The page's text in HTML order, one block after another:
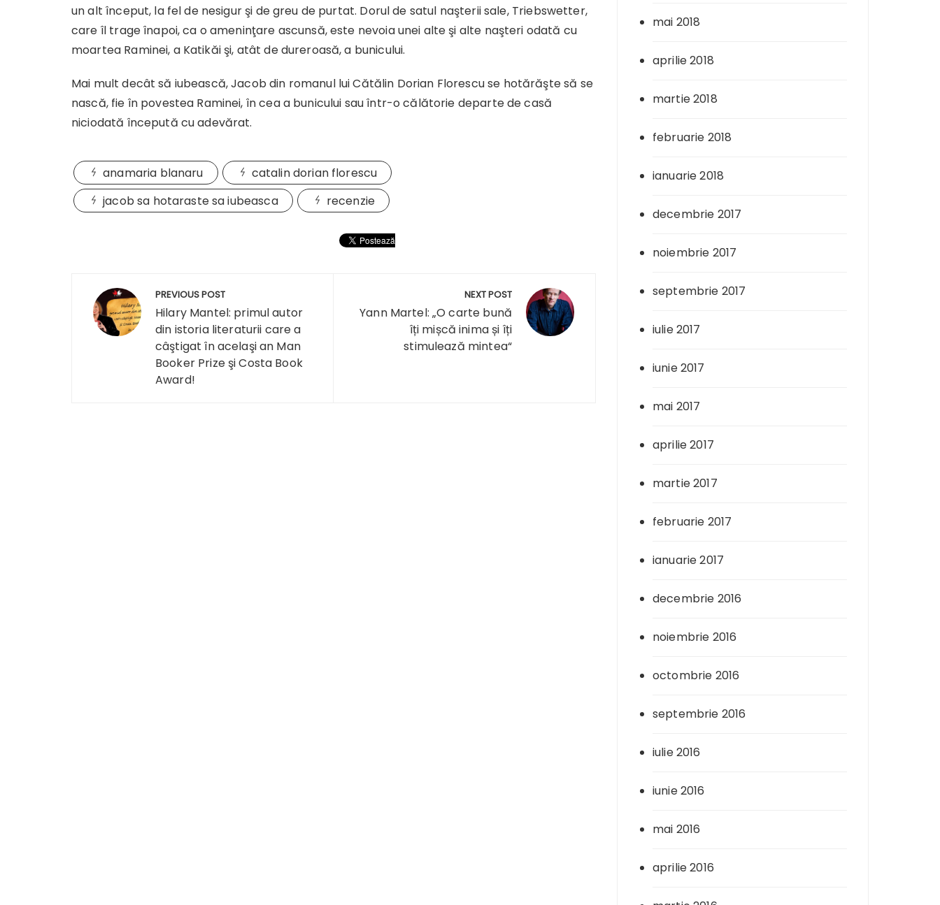
un alt început, la fel de nesigur şi de greu de purtat. Dorul de satul naşterii sale, Triebswetter,
care îl trage înapoi, ca o ameninţare ascunsă, este nevoia unei alte şi alte naşteri odată cu
moartea Raminei, a Katikăi şi, atât de dureroasă, a bunicului.
Mai mult decât să iubească, Jacob din romanul lui Cătălin Dorian Florescu se hotărăşte să se
nască, fie în povestea Raminei, în cea a bunicului sau într-o călătorie departe de casă
niciodată începută cu adevărat.
anamaria blanaru
catalin dorian florescu
jacob sa hotaraste sa iubeasca
recenzie
Navigare
articole
PREVIOUS POST
Hilary Mantel: primul autor
din istoria literaturii care a
câştigat în acelaşi an Man
Booker Prize şi Costa Book
Award!
NEXT POST
Yann Martel: „O carte bună
îți mișcă inima și îți
stimulează mintea“
mai 2018
aprilie 2018
martie 2018
februarie 2018
ianuarie 2018
decembrie 2017
noiembrie 2017
septembrie 2017
iulie 2017
iunie 2017
mai 2017
aprilie 2017
martie 2017
februarie 2017
ianuarie 2017
decembrie 2016
noiembrie 2016
octombrie 2016
septembrie 2016
iulie 2016
iunie 2016
mai 2016
aprilie 2016